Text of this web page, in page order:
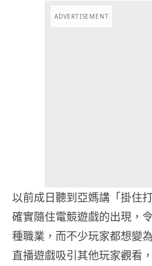
ADVERTISEMENT
以前成日聽到亞媽講「掛住
確實隨住電競遊戲的出現，
種職業，而不少玩家都想變
直播遊戲吸引其他玩家觀看